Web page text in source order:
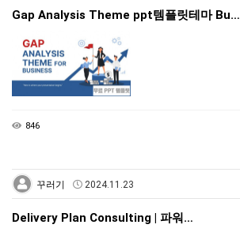
Gap Analysis Theme ppt템플릿테마 Bu…
846
꾸러기 2024.11.23
Delivery Plan Consulting | 파워…